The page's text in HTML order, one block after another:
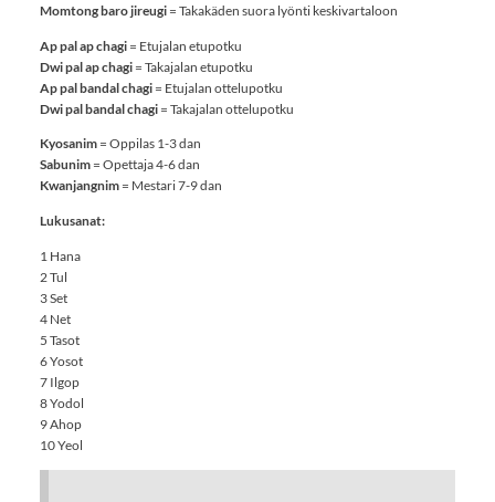
Momtong baro jireugi = Takakäden suora lyönti keskivartaloon
Ap pal ap chagi = Etujalan etupotku
Dwi pal ap chagi = Takajalan etupotku
Ap pal bandal chagi= Etujalan ottelupotku
Dwi pal bandal chagi= Takajalan ottelupotku
Kyosanim= Oppilas 1-3 dan
Sabunim = Opettaja 4-6 dan
Kwanjangnim= Mestari 7-9 dan
Lukusanat:
1 Hana
2 Tul
3 Set
4 Net
5 Tasot
6 Yosot
7 Ilgop
8 Yodol
9 Ahop
10 Yeol